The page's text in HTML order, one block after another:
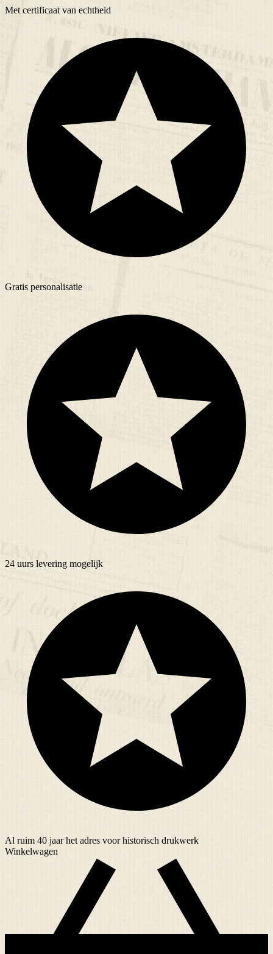
Met certificaat van echtheid
Gratis personalisatie
24 uurs levering mogelijk
Al ruim 40 jaarhet adres voor historisch drukwerk
Winkelwagen